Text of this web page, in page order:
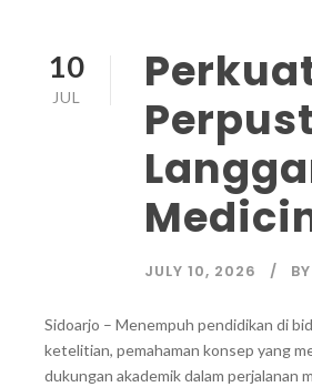
10
JUL
JULY 10, 2026 BY
Sidoarjo – Menempuh pendidikan di
ketelitian, pemahaman konsep yang
dukungan akademik dalam perjalanan